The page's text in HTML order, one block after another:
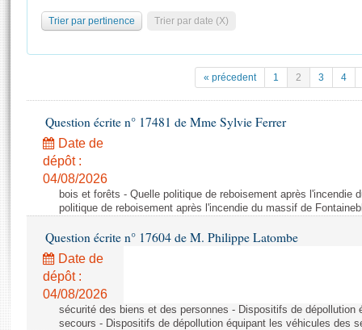
Pétitions
Projets de loi
Propositions de loi
Amendements
Textes adoptés
Rapports législatifs
Rapports sur l'application des lois
Baromètre de l’application des lois
Statistiques et chiffres clés
( Constitution | Règlement de l'Assemblée ... )
Histoire
Juniors
Anciennes législatures
Contacts et plan d'accès
Photos libres de droit
Trier par pertinence Trier par date (X)
« précedent 1 2 3 4
Question écrite n° 17481 de Mme Sylvie Ferrer
Date de
dépôt :
04/08/2026
bois et forêts - Quelle politique de reboisement après l'incendie
politique de reboisement après l'incendie du massif de
Question écrite n° 17604 de M. Philippe Latombe
Date de
dépôt :
04/08/2026
sécurité des biens et des personnes - Dispositifs de
secours - Dispositifs de dépollution équipant les véhicules des